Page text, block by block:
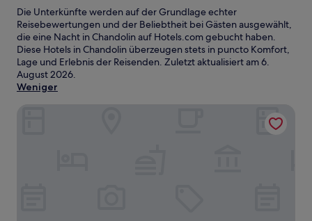
Die Unterkünfte werden auf der Grundlage echter
Reisebewertungen und der Beliebtheit bei Gästen ausgewählt,
die eine Nacht in Chandolin auf Hotels.com gebucht haben.
Diese Hotels in Chandolin überzeugen stets in puncto Komfort,
Lage und Erlebnis der Reisenden. Zuletzt aktualisiert am6.
August 2026.
Weniger